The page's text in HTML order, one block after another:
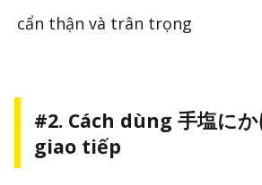
cẩn thận và trân trọng
#2. Cách dùng 手塩に
giao tiếp